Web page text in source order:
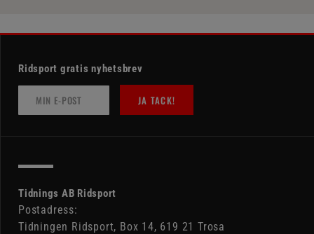
Ridsport gratis nyhetsbrev
JA TACK!
Tidnings AB Ridsport
Postadress:
Tidningen Ridsport, Box 14, 619 21 Trosa